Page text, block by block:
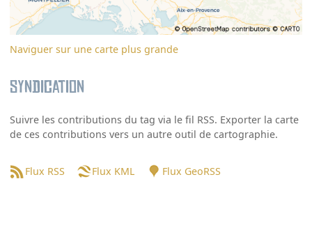
Naviguer sur une carte plus grande
Syndication
Suivre les contributions du tag via le fil RSS. Exporter la carte
de ces contributions vers un autre outil de cartographie.
Flux RSS Flux KML Flux GeoRSS